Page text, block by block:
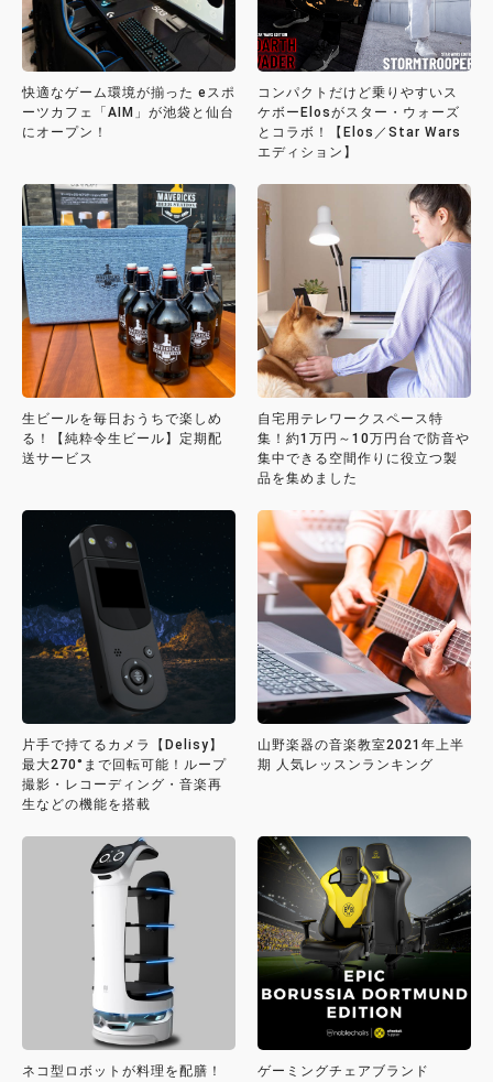
快適なゲーム環境が揃った eスポ
ーツカフェ「AIM」が池袋と仙台
にオープン！
コンパクトだけど乗りやすいス
ケボーElosがスター・ウォーズ
とコラボ！【Elos／Star Wars
エディション】
生ビールを毎日おうちで楽しめ
る！【純粋令生ビール】定期配
送サービス
自宅用テレワークスペース特
集！約1万円～10万円台で防音や
集中できる空間作りに役立つ製
品を集めました
片手で持てるカメラ【Delisy】
最大270°まで回転可能！ループ
撮影・レコーディング・音楽再
生などの機能を搭載
山野楽器の音楽教室2021年上半
期 人気レッスンランキング
ネコ型ロボットが料理を配膳！
ゲーミングチェアブランド